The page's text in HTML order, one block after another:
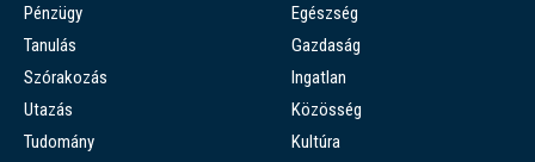
Pénzügy
Tanulás
Szórakozás
Utazás
Tudomány
Egészség
Gazdaság
Ingatlan
Közösség
Kultúra